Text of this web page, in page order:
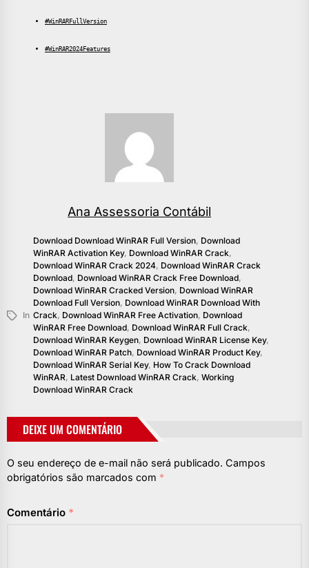
#WinRARFullVersion
#WinRAR2024Features
Ana Assessoria Contábil
In
Download Download WinRAR Full Version, Download
WinRAR Activation Key, Download WinRAR Crack,
Download WinRAR Crack 2024, Download WinRAR Crack
Download, Download WinRAR Crack Free Download,
Download WinRAR Cracked Version, Download WinRAR
Download Full Version, Download WinRAR Download With
Crack, Download WinRAR Free Activation, Download
WinRAR Free Download, Download WinRAR Full Crack,
Download WinRAR Keygen, Download WinRAR License Key,
Download WinRAR Patch, Download WinRAR Product Key,
Download WinRAR Serial Key, How To Crack Download
WinRAR, Latest Download WinRAR Crack, Working
Download WinRAR Crack
DEIXE UM COMENTÁRIO
O seu endereço de e-mail não será publicado. Campos
obrigatórios são marcados com *
Comentário *